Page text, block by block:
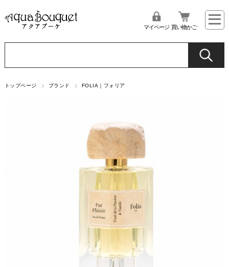
マイページ 買い物かご
トップページ ブランド FOLIA｜フォリア